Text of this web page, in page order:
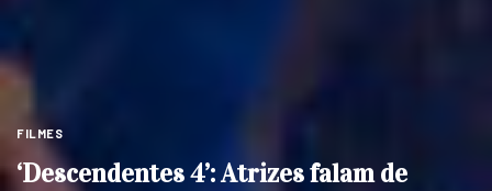
FILMES
‘Descendentes 4’: Atrizes falam de